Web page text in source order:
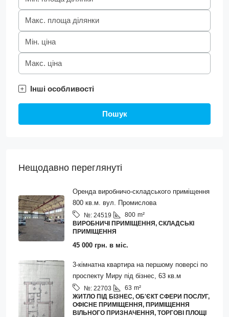
Інші особливості
Пошук
Нещодавно переглянуті
Оренда виробничо-складського приміщення
800 кв.м. вул. Промислова
№: 24519 800 m²
ВИРОБНИЧІ ПРИМІЩЕННЯ, СКЛАДСЬКІ
ПРИМІЩЕННЯ
45 000 грн. в міс.
3-кімнатна квартира на першому поверсі по
проспекту Миру під бізнес, 63 кв.м
№: 22703 63 m²
ЖИТЛО ПІД БІЗНЕС, ОБ'ЄКТ СФЕРИ ПОСЛУГ,
ОФІСНЕ ПРИМІЩЕННЯ, ПРИМІЩЕННЯ
ВІЛЬНОГО ПРИЗНАЧЕННЯ, ТОРГОВІ ПЛОЩІ